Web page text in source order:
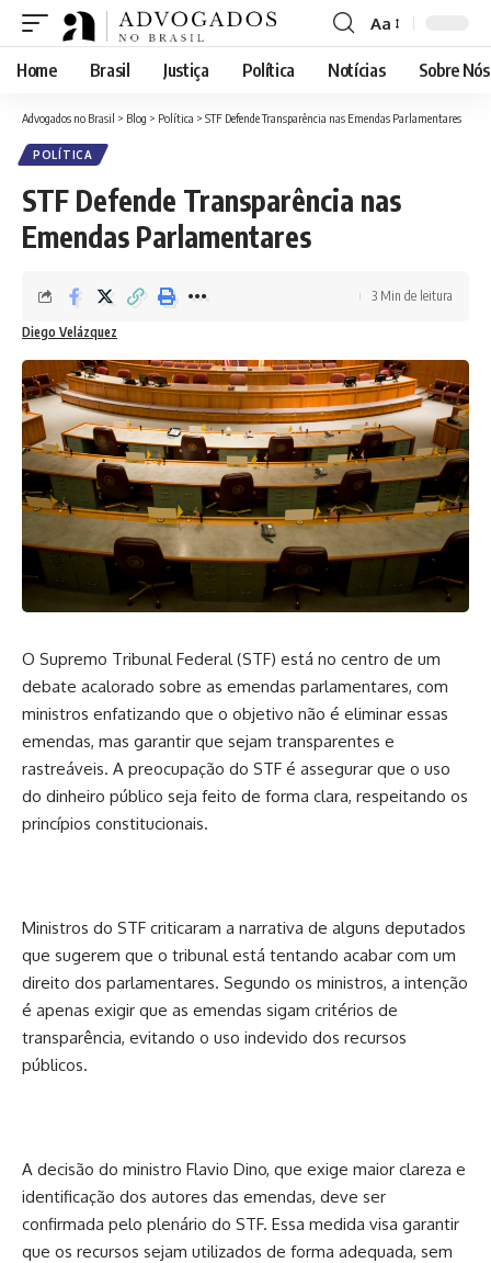
Font
Resizer
Aa
Home Brasil Justiça Política Notícias Sobre Nós
Advogados no Brasil > Blog > Política > STF Defende Transparência nas Emendas Parlamentares
POLÍTICA
STF Defende Transparência nas
Emendas Parlamentares
Diego Velázquez
3 Min de leitura
O Supremo Tribunal Federal (STF) está no centro de um
debate acalorado sobre as emendas parlamentares, com
ministros enfatizando que o objetivo não é eliminar essas
emendas, mas garantir que sejam transparentes e
rastreáveis. A preocupação do STF é assegurar que o uso
do dinheiro público seja feito de forma clara, respeitando os
princípios constitucionais.
Ministros do STF criticaram a narrativa de alguns deputados
que sugerem que o tribunal está tentando acabar com um
direito dos parlamentares. Segundo os ministros, a intenção
é apenas exigir que as emendas sigam critérios de
transparência, evitando o uso indevido dos recursos
públicos.
A decisão do ministro Flavio Dino, que exige maior clareza e
identificação dos autores das emendas, deve ser
confirmada pelo plenário do STF. Essa medida visa garantir
que os recursos sejam utilizados de forma adequada, sem